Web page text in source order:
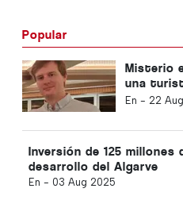
Popular
Misterio
una
Algarve
En - 22
Inversión de 125 millones
desarrollo del Algarve
En - 03 Aug 2025